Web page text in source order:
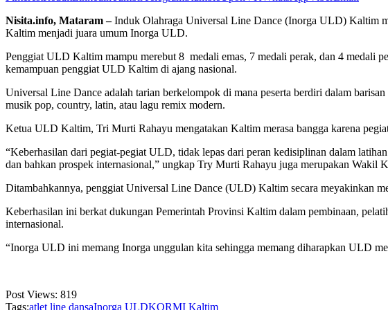
Nisita.info, Mataram –Induk Olahraga Universal Line Dance (Inorga ULD) Kaltim
Kaltim menjadi juara umum Inorga ULD.
Penggiat ULD Kaltim mampu merebut 8 medali emas, 7 medali perak, dan 4 medali
kemampuan penggiat ULD Kaltim di ajang nasional.
Universal Line Dance adalah tarian berkelompok di mana peserta berdiri dalam
musik pop, country, latin, atau lagu remix modern.
Ketua ULD Kaltim, Tri Murti Rahayu mengatakan Kaltim merasa bangga karena
“Keberhasilan dari pegiat-pegiat ULD, tidak lepas dari peran kedisiplinan dalam
dan bahkan prospek internasional,” ungkap Try Murti Rahayu juga merupakan
Ditambahkannya, penggiat Universal Line Dance (ULD) Kaltim secara meyakinkan
Keberhasilan ini berkat dukungan Pemerintah Provinsi Kaltim dalam pembinaan,
internasional.
“Inorga ULD ini memang Inorga unggulan kita sehingga memang diharapkan ULD
Post Views: 819
Tags:atlet line dansaInorga ULDKORMI Kaltim